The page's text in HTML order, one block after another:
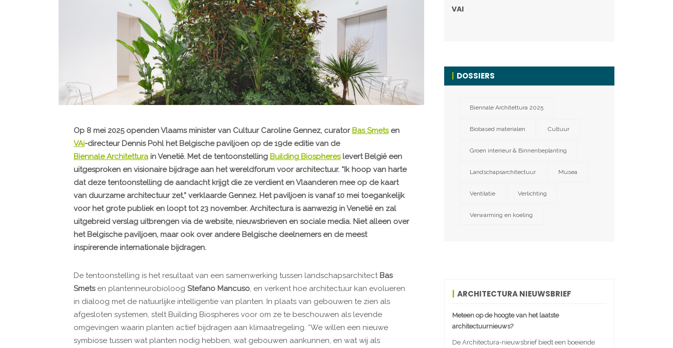
Op 8 mei 2025 openden Vlaams minister van Cultuur Caroline Gennez, curator Bas Smetsen
VAi-directeur Dennis Pohl het Belgische paviljoen op de 19de editie van de
Biennale Architettura in Venetië. Met de tentoonstelling Building Biosphereslevert België een
uitgesproken en visionaire bijdrage aan het wereldforum voor architectuur. “Ik hoop van harte
dat deze tentoonstelling de aandacht krijgt die ze verdient en Vlaanderen mee op de kaart
van duurzame architectuur zet,” verklaarde Gennez. Het paviljoen is vanaf 10 mei toegankelijk
voor het grote publiek en loopt tot 23 november. Architectura is aanwezig in Venetië en zal
uitgebreid verslag uitbrengen via de website, nieuwsbrieven en sociale media. Niet alleen over
het Belgische paviljoen, maar ook over andere Belgische deelnemers en de meest
inspirerende internationale bijdragen.
De tentoonstelling is het resultaat van een samenwerking tussen landschapsarchitect Bas
Smetsen plantenneurobioloog Stefano Mancuso, en verkent hoe architectuur kan evolueren
in dialoog met de natuurlijke intelligentie van planten. In plaats van gebouwen te zien als
afgesloten systemen, stelt Building Biospheres voor om ze te beschouwen als levende
omgevingen waarin planten actief bijdragen aan klimaatregeling. “We willen een nieuwe
symbiose tussen wat planten nodig hebben, wat gebouwen aankunnen, en wat wij als
VAI
DOSSIERS
Biennale Architettura 2025
Biobased materialen Cultuur
Groen interieur & Binnenbeplanting
Landschapsarchitectuur Musea
Ventilatie Verlichting
Verwarming en koeling
ARCHITECTURA NIEUWSBRIEF
Meteen op de hoogte van het laatste
architectuurnieuws?
De Architectura-nieuwsbrief biedt een boeiende